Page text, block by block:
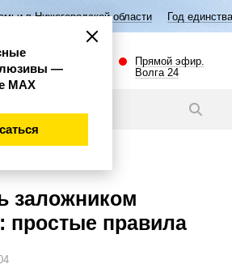
области Год единства народов России
Прямой эфир.
Волга 24
заложником
простые правила
—
МАХ